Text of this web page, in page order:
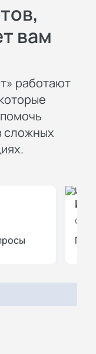
вам
работают
сложных